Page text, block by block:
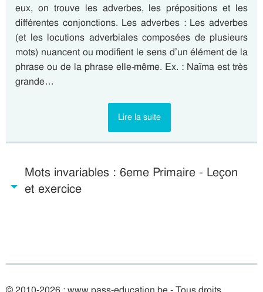
eux, on trouve les adverbes, les prépositions et les
différentes conjonctions. Les adverbes : Les adverbes
(et les locutions adverbiales composées de plusieurs
mots) nuancent ou modifient le sens d’un élément de la
phrase ou de la phrase elle-même. Ex. : Naïma est très
grande…
Lire la suite
Mots invariables : 6eme Primaire - Leçon
et exercice